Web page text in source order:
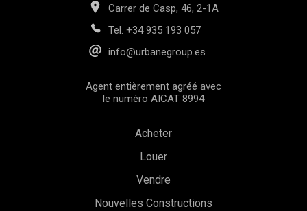
Carrer de Casp, 46, 2-1A
Tel. +34 935 193 057
info@urbanegroup.es
Agent entièrement agréé avec
le numéro AICAT 8994
Acheter
Louer
Vendre
Nouvelles Constructions